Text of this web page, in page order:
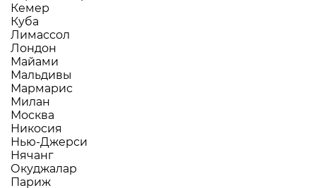
Кемер
Куба
Лимассол
Лондон
Майами
Мальдивы
Мармарис
Милан
Москва
Никосия
Нью-Джерси
Нячанг
Окуджалар
Париж